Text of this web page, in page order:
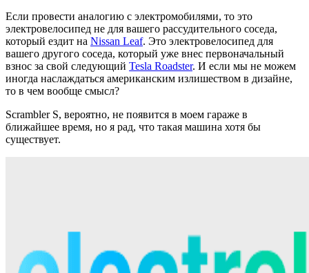
Если провести аналогию с электромобилями, то это
электровелосипед не для вашего рассудительного соседа,
который ездит на Nissan Leaf. Это электровелосипед для
вашего другого соседа, который уже внес первоначальный
взнос за свой следующий Tesla Roadster. И если мы не можем
иногда наслаждаться американским излишеством в дизайне,
то в чем вообще смысл?
Scrambler S, вероятно, не появится в моем гараже в
ближайшее время, но я рад, что такая машина хотя бы
существует.